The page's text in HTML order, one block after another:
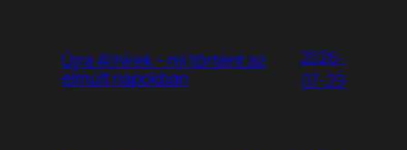
Újra AI hírek – mi történt az
elmúlt napokban
2026-
07-29